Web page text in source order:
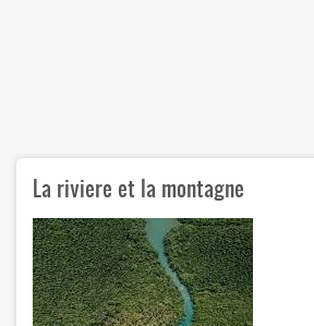
La riviere et la montagne